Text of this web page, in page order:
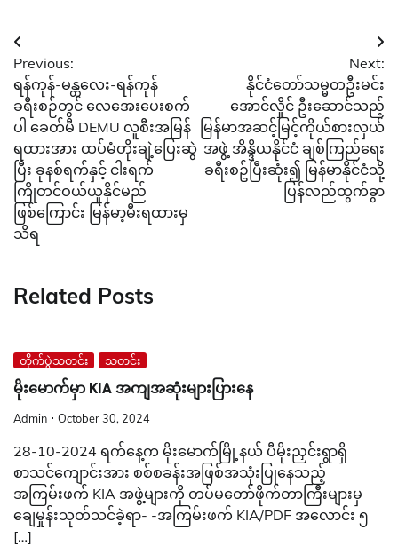
Post
navigation
Previous:
ရန်ကုန်-မန္တလေး-ရန်ကုန်
ခရီးစဉ်တွင် လေအေးပေးစက်
ပါ ခေတ်မီ DEMU လူစီးအမြန်
ရထားအား ထပ်မံတိုးချဲ့ပြေးဆွဲ
ပြီး ခုနစ်ရက်နှင့် ငါးရက်
ကြိုတင်ဝယ်ယူနိုင်မည်
ဖြစ်ကြောင်း မြန်မာ့မီးရထားမှ
သိရ
Next:
နိုင်ငံ​တော်သမ္မတဦးမင်း​
အောင်လှိုင် ဦး​ဆောင်သည့်
မြန်မာအဆင့်မြင့်ကိုယ်စားလှယ်
အဖွဲ့ အိန္ဒိယနိုင်ငံ ချစ်ကြည်​ရေး
ခရီးစဥ်ပြီးဆုံး၍ မြန်မာနိုင်ငံသို့
ပြန်လည်ထွက်ခွာ
Related Posts
တိုက်ပွဲသတင်း သတင်း
မိုးမောက်မှာ KIA အကျအဆုံးများပြားနေ
Admin October 30, 2024
28-10-2024 ရက်နေ့က မိုးမောက်မြို့နယ် ပီမိုးညှင်းရွာရှိ
စာသင်ကျောင်းအား စစ်စခန်းအဖြစ်အသုံးပြုနေသည့်
အကြမ်းဖက် KIA အဖွဲ့များကို တပ်မတော်ဖိုက်တာကြီးများမှ
ချေမှုန်းသုတ်သင်ခဲ့ရာ- -အကြမ်းဖက် KIA/PDF အလောင်း ၅
[…]